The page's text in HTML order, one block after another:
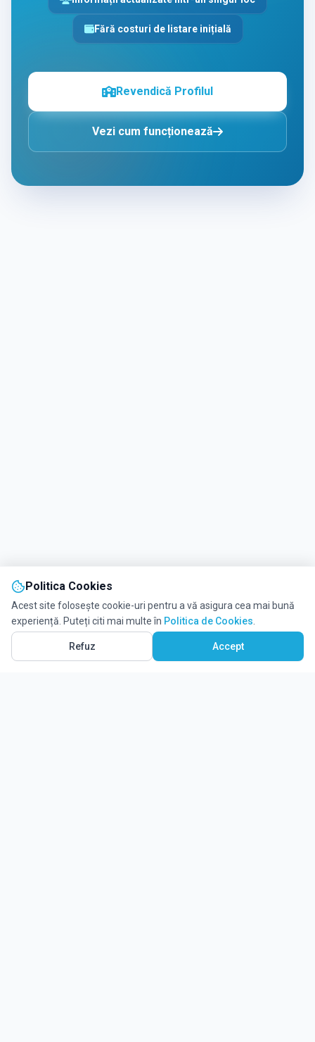
Fără costuri de listare inițială
Revendică Profilul
Vezi cum funcționează
Politica Cookies
Acest site folosește cookie-uri pentru a vă asigura cea mai bună
experiență. Puteți citi mai multe în Politica de Cookies
Refuz Accept